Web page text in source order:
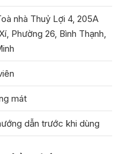
nhà Thuỷ Lợi 4, 205A
Phường 26, Bình Thạnh,
mát
dẫn trước khi dùng